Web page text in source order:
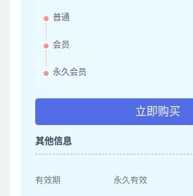
普通
会员
永久会员
立即购买
其他信息
有效期 永久有效